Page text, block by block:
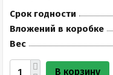
Срок годности
Вложений в коробке
Вес
В корзину